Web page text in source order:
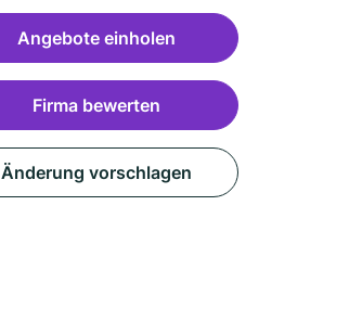
Angebote einholen
Firma bewerten
Änderung vorschlagen